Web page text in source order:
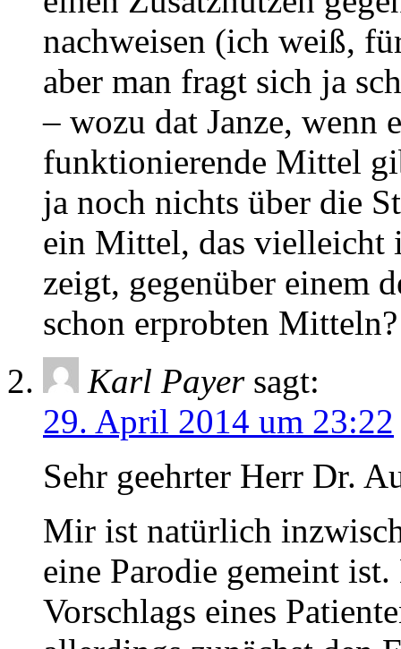
nachweisen (ich weiß,
aber man fragt sich ja
– wozu dat Janze, wenn
funktionierende Mittel
ja noch nichts über die
ein Mittel, das vielleicht
zeigt, gegenüber einem
schon erprobten Mitteln?
Karl Payer sagt:
29. April 2014 um 23:22
Sehr geehrter Herr Dr.
Mir ist natürlich
eine Parodie gemeint
Vorschlags eines